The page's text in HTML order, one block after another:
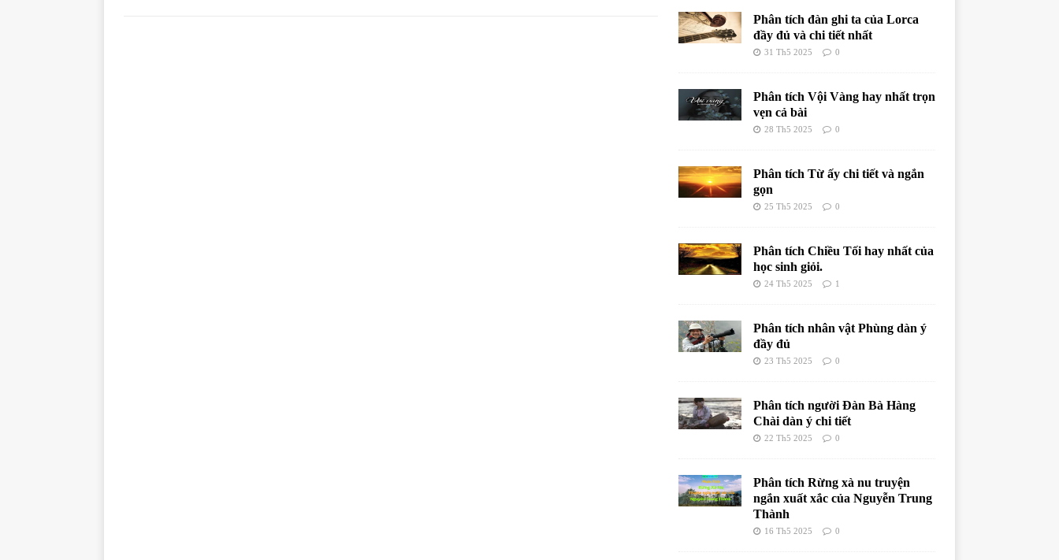
Phân tích đàn ghi ta của Lorca
đầy đủ và chi tiết nhất
31 Th5 2025 0
Phân tích Vội Vàng hay nhất trọn
vẹn cả bài
28 Th5 2025 0
Phân tích Từ ấy chi tiết và ngắn
gọn
25 Th5 2025 0
Phân tích Chiều Tối hay nhất của
học sinh giỏi.
24 Th5 2025 1
Phân tích nhân vật Phùng dàn ý
đầy đủ
23 Th5 2025 0
Phân tích người Đàn Bà Hàng
Chài dàn ý chi tiết
22 Th5 2025 0
Phân tích Rừng xà nu truyện
ngắn xuất xắc của Nguyễn Trung
Thành
16 Th5 2025 0